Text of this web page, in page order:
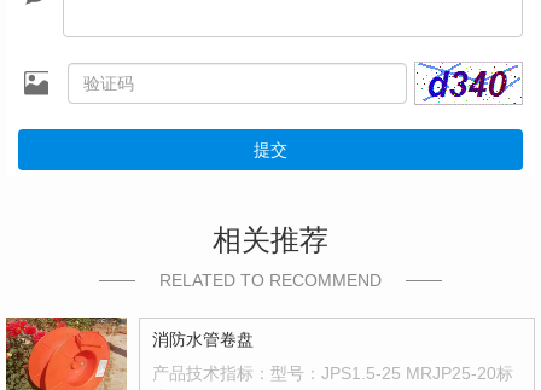
提交
相关推荐
RELATED TO RECOMMEND
消防水管卷盘
产品技术指标：型号：JPS1.5-25 MRJP25-20标